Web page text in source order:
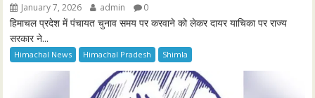
January 7, 2026 admin 0
हिमाचल प्रदेश में पंचायत चुनाव समय पर करवाने को लेकर दायर याचिका पर राज्य
सरकार ने...
Himachal News Himachal Pradesh Shimla